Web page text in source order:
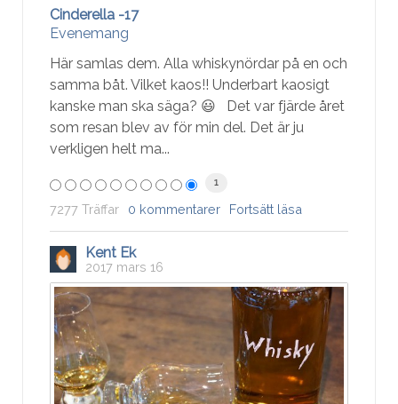
Cinderella -17
Evenemang
Här samlas dem. Alla whiskynördar på en och
samma båt. Vilket kaos!! Underbart kaosigt
kanske man ska säga? 😃 Det var fjärde året
som resan blev av för min del. Det är ju
verkligen helt ma...
1
7277 Träffar 0 kommentarer Fortsätt läsa
Kent Ek
2017 mars 16